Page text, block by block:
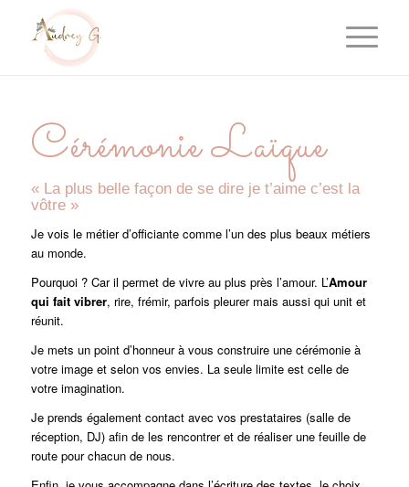
Cérémonie Laïque
« La plus belle façon de se dire je t’aime c’est la
vôtre »
Je vois le métier d’officiante comme l’un des plus beaux métiers
au monde.
Pourquoi ? Car il permet de vivre au plus près l’amour. L’Amour
qui fait vibrer, rire, frémir, parfois pleurer mais aussi qui unit et
réunit.
Je mets un point d’honneur à vous construire une cérémonie à
votre image et selon vos envies. La seule limite est celle de
votre imagination.
Je prends également contact avec vos prestataires (salle de
réception, DJ) afin de les rencontrer et de réaliser une feuille de
route pour chacun de nous.